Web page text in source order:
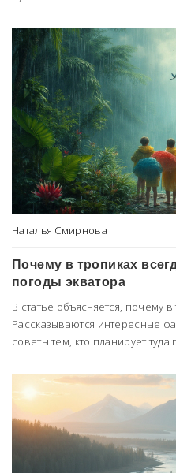
Наталья Смирнова
Почему в тропиках
погоды экватора
В статье объясняется, почему
Рассказываются интересные
советы тем, кто планирует туда